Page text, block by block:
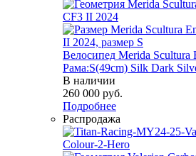
Велосипед Merida Scultura
Рама:S(49cm) Silk Dark
В наличии
260 000 руб.
Подробнее
Распродажа